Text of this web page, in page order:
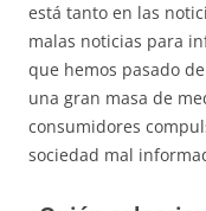
está tanto en las
malas noticias para
que hemos pasado
una gran masa de
consumidores
sociedad mal